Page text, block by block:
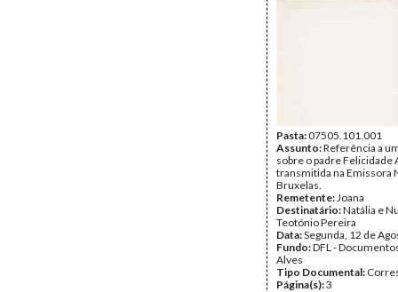
Pasta:07505.101.001
Assunto:Referência a
sobre o padre Felicidade
transmitida na Emissora
Bruxelas.
Remetente:Joana
Destinatário:Natália e
Teotónio Pereira
Data:Segunda, 12 de
Fundo:DFL -
Alves
Tipo Documental:
Página(s):3